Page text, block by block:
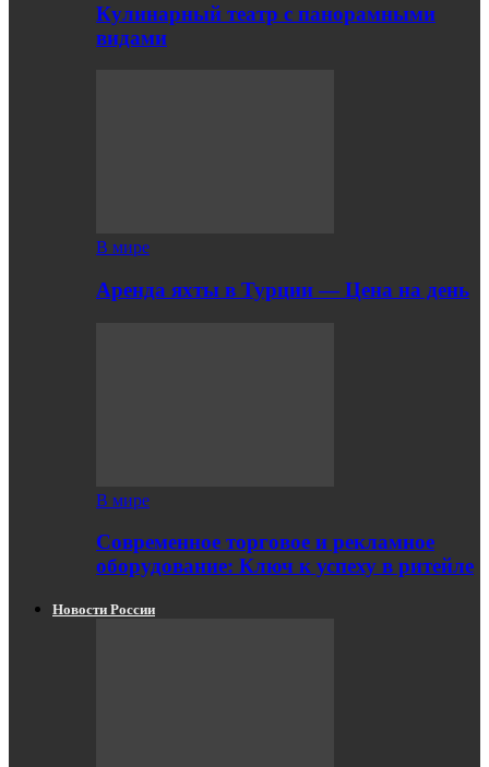
Кулинарный театр с панорамными
видами
В мире
Аренда яхты в Турции — Цена на день
В мире
Современное торговое и рекламное
оборудование: Ключ к успеху в ритейле
Новости России